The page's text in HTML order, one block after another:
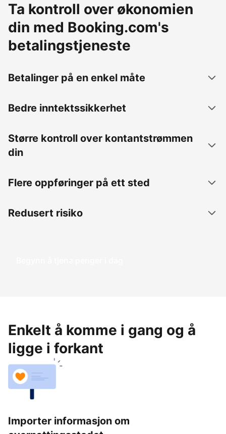
Ta kontroll over økonomien
din med Booking.com's
betalingstjeneste
Betalinger på en enkel måte
Bedre inntektssikkerhet
Større kontroll over kontantstrømmen
din
Flere oppføringer på ett sted
Redusert risiko
Begynn å tjene penger i dag
Enkelt å komme i gang og å
ligge i forkant
Importer informasjon om